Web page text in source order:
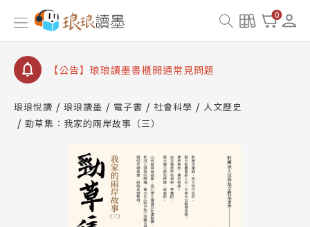
0
【公告】琅琅讀墨數位閱讀資產合併與書櫃開通申請
【公告】琅琅讀墨書櫃開通常見問題
【公告】琅琅讀墨 3 分鐘完成書櫃開通與資產合併申
請圖文教學
查詢
【公告】因 Readmoo 讀墨系統維護中，本站同步暫
停部分閱讀服務
琅琅悅讀 琅琅讀墨 電子書 社會科學
人文歷史
勁草集：我家的兩岸故事（三）